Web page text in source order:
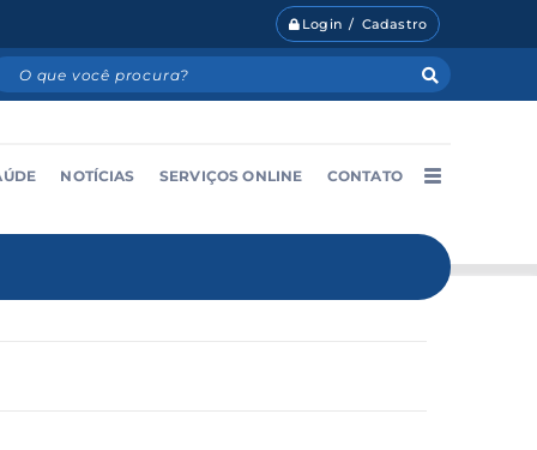
Login / Cadastro
NOTÍCIAS SERVIÇOS ONLINE CONTATO